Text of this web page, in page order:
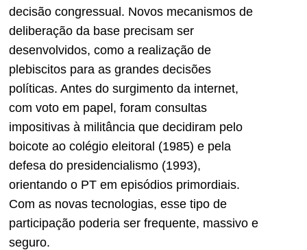
decisão congressual. Novos mecanismos de
deliberação da base precisam ser
desenvolvidos, como a realização de
plebiscitos para as grandes decisões
políticas. Antes do surgimento da internet,
com voto em papel, foram consultas
impositivas à militância que decidiram pelo
boicote ao colégio eleitoral (1985) e pela
defesa do presidencialismo (1993),
orientando o PT em episódios primordiais.
Com as novas tecnologias, esse tipo de
participação poderia ser frequente, massivo e
seguro.